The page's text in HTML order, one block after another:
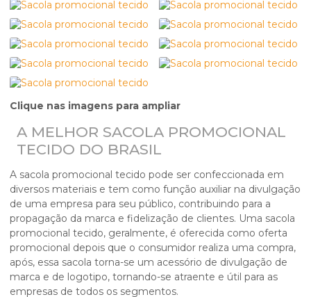
Clique nas imagens para ampliar
A MELHOR SACOLA PROMOCIONAL
TECIDO DO BRASIL
A sacola promocional tecido pode ser confeccionada em
diversos materiais e tem como função auxiliar na divulgação
de uma empresa para seu público, contribuindo para a
propagação da marca e fidelização de clientes. Uma sacola
promocional tecido, geralmente, é oferecida como oferta
promocional depois que o consumidor realiza uma compra,
após, essa sacola torna-se um acessório de divulgação de
marca e de logotipo, tornando-se atraente e útil para as
empresas de todos os segmentos.